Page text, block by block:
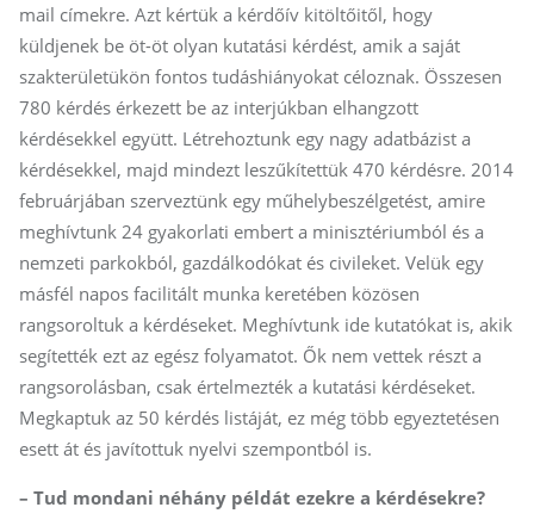
mail címekre. Azt kértük a kérdőív kitöltőitől, hogy
küldjenek be öt-öt olyan kutatási kérdést, amik a saját
szakterületükön fontos tudáshiányokat céloznak. Összesen
780 kérdés érkezett be az interjúkban elhangzott
kérdésekkel együtt. Létrehoztunk egy nagy adatbázist a
kérdésekkel, majd mindezt leszűkítettük 470 kérdésre. 2014
februárjában szerveztünk egy műhelybeszélgetést, amire
meghívtunk 24 gyakorlati embert a minisztériumból és a
nemzeti parkokból, gazdálkodókat és civileket. Velük egy
másfél napos facilitált munka keretében közösen
rangsoroltuk a kérdéseket. Meghívtunk ide kutatókat is, akik
segítették ezt az egész folyamatot. Ők nem vettek részt a
rangsorolásban, csak értelmezték a kutatási kérdéseket.
Megkaptuk az 50 kérdés listáját, ez még több egyeztetésen
esett át és javítottuk nyelvi szempontból is.
– Tud mondani néhány példát ezekre a kérdésekre?